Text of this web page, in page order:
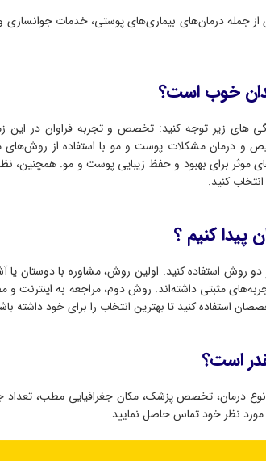
درمان‌های بیماری‌های پوستی، خدمات جوانسازی
خوب است؟
های زیر توجه کنید: تخصص و تجربه فراوان در این
و درمان مشکلات پوست و مو با استفاده از روش‌های
موثر برای بهبود و حفظ زیبایی پوست و مو. همچنین،
کنید.
کنیم ؟
استفاده کنید. اولین روش، مشاوره با دوستان یا
مثبتی داشته‌اند. روش دوم، مراجعه به اینترنت و
استفاده کنید تا بهترین انتخاب را برای خود داشته
است؟
درمان، تخصص پزشک، مکان جغرافیایی مطب، تعداد
نظر خود تماس حاصل نمایید.